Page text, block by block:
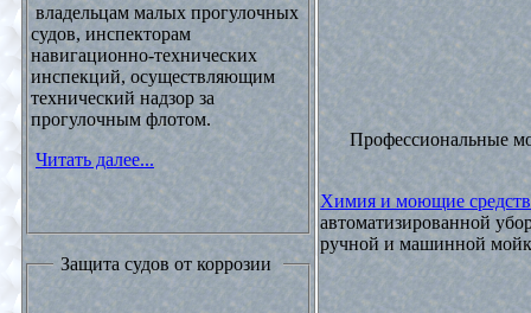
владельцам малых прогулочных
судов, инспекторам
навигационно-технических
инспекций, осуществляющим
технический надзор за
прогулочным флотом.
Читать далее...
Защита судов от коррозии
Профессиональные
Химия и моющие
автоматизированной
ручной и машинной